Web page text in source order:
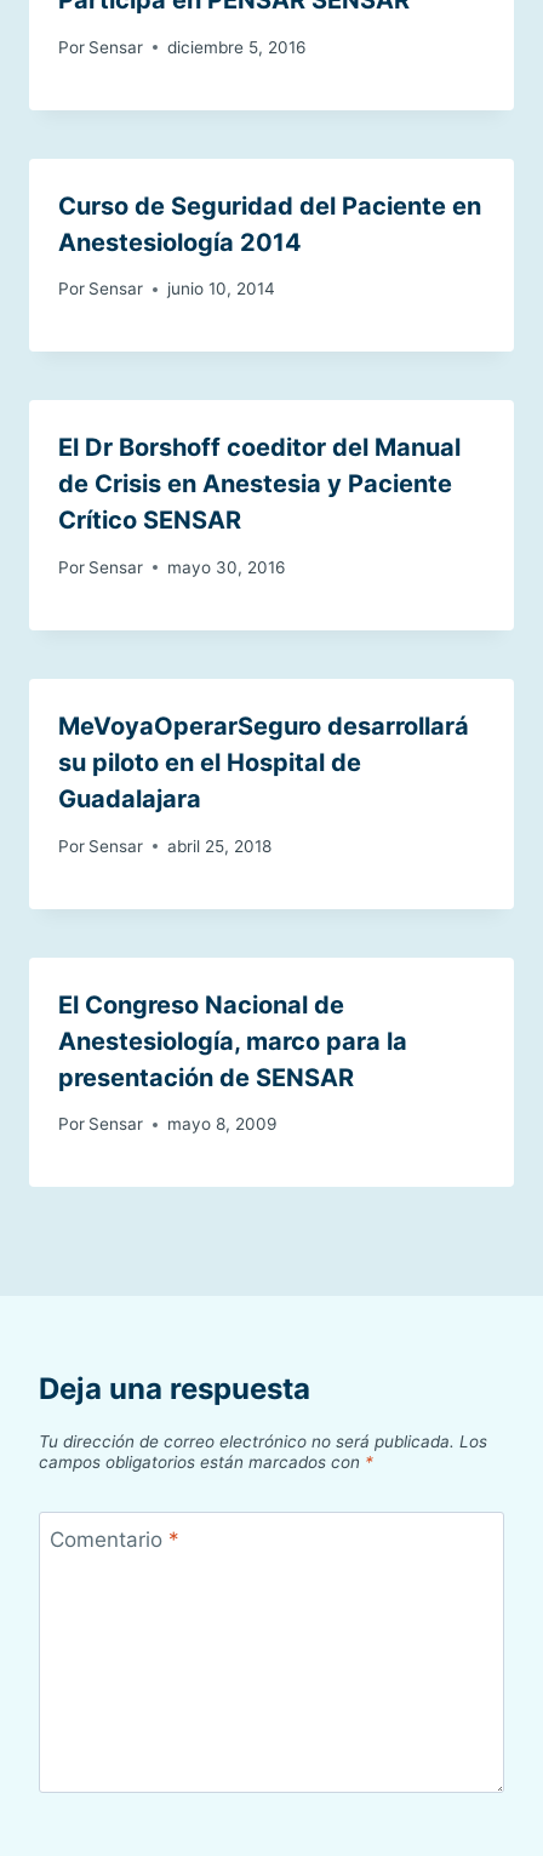
Por Sensar diciembre 5, 2016
Curso de Seguridad del Paciente en
Anestesiología 2014
Por Sensar junio 10, 2014
El Dr Borshoff coeditor del Manual
de Crisis en Anestesia y Paciente
Crítico SENSAR
Por Sensar mayo 30, 2016
MeVoyaOperarSeguro desarrollará
su piloto en el Hospital de
Guadalajara
Por Sensar abril 25, 2018
El Congreso Nacional de
Anestesiología, marco para la
presentación de SENSAR
Por Sensar mayo 8, 2009
Deja una respuesta
Tu dirección de correo electrónico no será publicada. Los
campos obligatorios están marcados con *
Comentario *